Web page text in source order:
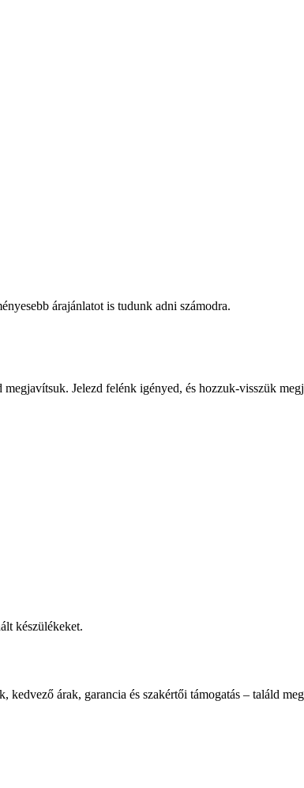
árajánlatot is tudunk adni számodra.
Jelezd felénk igényed, és hozzuk-visszük
készülékeket.
árak, garancia és szakértői támogatás – találd